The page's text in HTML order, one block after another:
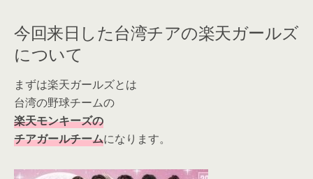
今回来日した台湾チアの楽天ガールズ
について
まずは楽天ガールズとは
台湾の野球チームの
楽天モンキーズの
チアガールチームになります。